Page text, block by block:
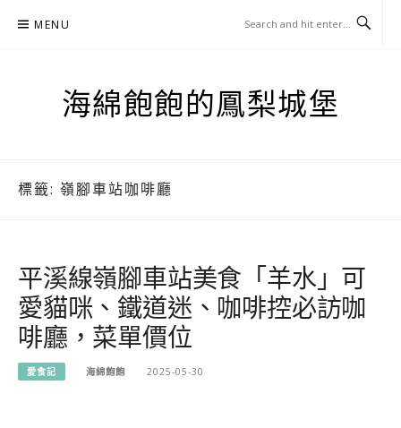
MENU
海綿飽飽的鳳梨城堡
標籤: 嶺腳車站咖啡廳
平溪線嶺腳車站美食「羊水」可
愛貓咪、鐵道迷、咖啡控必訪咖
啡廳，菜單價位
愛食記 海綿飽飽 2025-05-30